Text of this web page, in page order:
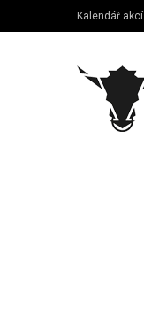
Kalendář akcí